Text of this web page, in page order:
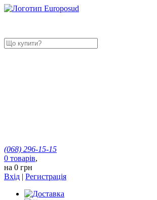
(068) 296-15-15
0 товарів,
на 0 грн
Вхід | Регистрація